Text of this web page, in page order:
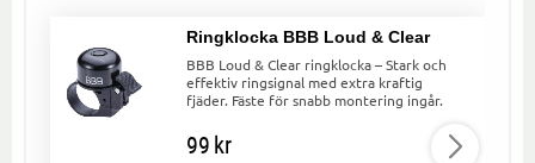
Ringklocka BBB Loud & Clear
BBB Loud & Clear ringklocka – Stark och
effektiv ringsignal med extra kraftig
fjäder. Fäste för snabb montering ingår.
99kr